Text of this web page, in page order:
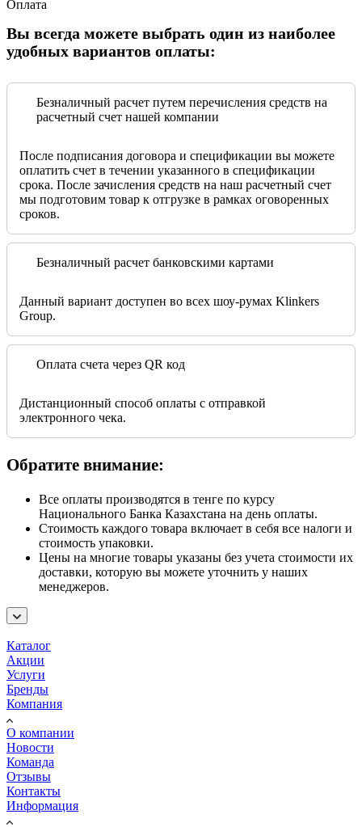
Оплата
Вы всегда можете выбрать один из наиболее
удобных вариантов оплаты:
Безналичный расчет путем перечисления средств на
расчетный счет нашей компании
После подписания договора и спецификации вы можете
оплатить счет в течении указанного в спецификации
срока. После зачисления средств на наш расчетный счет
мы подготовим товар к отгрузке в рамках оговоренных
сроков.
Безналичный расчет банковскими картами
Данный вариант доступен во всех шоу-румах Klinkers
Group.
Оплата счета через QR код
Дистанционный способ оплаты с отправкой
электронного чека.
Обратите внимание:
Все оплаты производятся в тенге по курсу
Национального Банка Казахстана на день оплаты.
Стоимость каждого товара включает в себя все налоги и
стоимость упаковки.
Цены на многие товары указаны без учета стоимости их
доставки, которую вы можете уточнить у наших
менеджеров.
Каталог
Акции
Услуги
Бренды
Компания
О компании
Новости
Команда
Отзывы
Контакты
Информация